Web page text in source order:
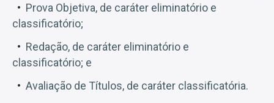
Prova Objetiva, de caráter eliminatório e
classificatório;
Redação, de caráter eliminatório e
classificatório; e
Avaliação de Títulos, de caráter classificatória.